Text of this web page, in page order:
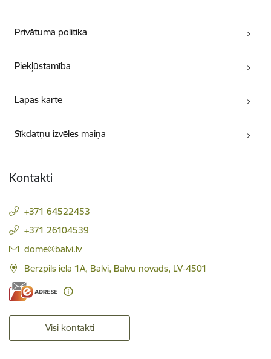
Privātuma politika
Piekļūstamība
Lapas karte
Sīkdatņu izvēles maiņa
Kontakti
+371 64522453
+371 26104539
E-pasts:
dome@balvi.lv
Bērzpils iela 1A, Balvi, Balvu novads, LV-4501
Visi kontakti